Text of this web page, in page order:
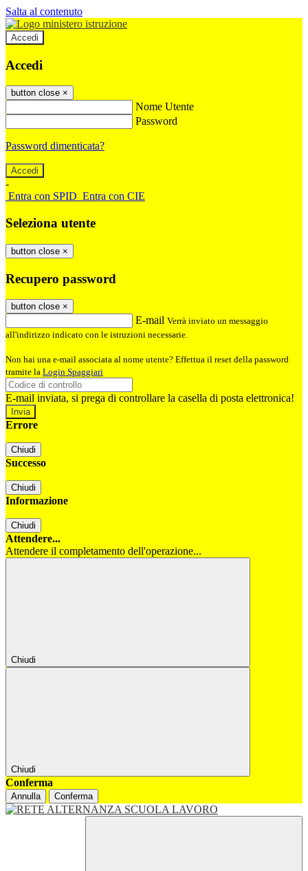
Salta al contenuto
Accedi
Accedi
button close ×
Nome Utente
Password
Password dimenticata?
-
Entra con SPID Entra con CIE
Seleziona utente
button close ×
Recupero password
button close ×
E-mail Verrà inviato un messaggio
all'indirizzo indicato con le istruzioni necessarie.
Non hai una e-mail associata al nome utente? Effettua il reset della password
tramite la Login Spaggiari
E-mail inviata, si prega di controllare la casella di posta elettronica!
Errore
Chiudi
Successo
Chiudi
Informazione
Chiudi
Attendere...
Attendere il completamento dell'operazione...
Chiudi
Chiudi
Conferma
Annulla Conferma